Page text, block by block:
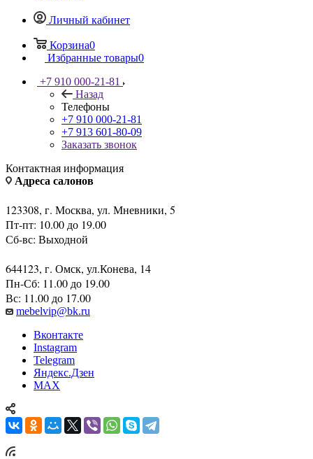
Личный кабинет
Корзина0
Избранные товары0
+7 910 000-21-81
Назад
Телефоны
+7 910 000-21-81
+7 913 601-80-09
Заказать звонок
Контактная информация
Адреса салонов
123308, г. Москва, ул. Мневники, 5
Пт-пт: 10.00 до 19.00
Сб-вс: Выходной
644123, г. Омск, ул.Конева, 14
Пн-Сб: 11.00 до 19.00
Вс: 11.00 до 17.00
mebelvip@bk.ru
Вконтакте
Instagram
Telegram
Яндекс.Дзен
MAX